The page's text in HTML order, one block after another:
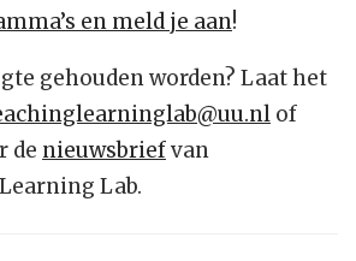
en meld je aan!
gehouden worden? Laat het
of
de nieuwsbriefvan
Lab.